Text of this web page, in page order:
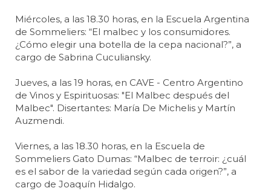
Miércoles, a las 18.30 horas, en la Escuela Argentina
de Sommeliers: “El malbec y los consumidores.
¿Cómo elegir una botella de la cepa nacional?”, a
cargo de Sabrina Cuculiansky.
Jueves, a las 19 horas, en CAVE - Centro Argentino
de Vinos y Espirituosas: "El Malbec después del
Malbec". Disertantes: María De Michelis y Martín
Auzmendi.
Viernes, a las 18.30 horas, en la Escuela de
Sommeliers Gato Dumas: “Malbec de terroir: ¿cuál
es el sabor de la variedad según cada origen?”, a
cargo de Joaquín Hidalgo.